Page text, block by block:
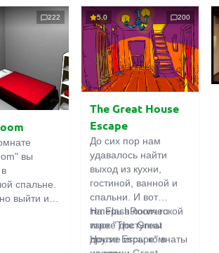
222
вы
спальне.
выйти из
5.0 200
The Great House
Escape
До сих пор нам
удавалось найти
выход из кухни,
гостиной, ванной и
спальни. И вот
теперь в логической
игре "The Great
House Escape" в
На FlashRoom.ru
также доступны
другие игры комнаты